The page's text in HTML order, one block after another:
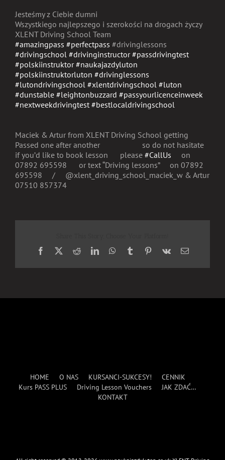
Jesteśmy z Ciebie dumni
Wszystkiego najlepszego i szerokości na drogach życzy
XLENT Driving School Team
#amazingpass #perfectpass #drivinglessons
#drivingschool #drivinginstructor #passdrivingtest
#polskiinstruktor #naukajazdyluton
#polskiinstruktorluton #drivinglessons
#lutondrivingschool #xlentdrivingschool #luton
#dunstable #leightonbuzzard #passyourlicenceinweek
#nextweekdrivingtest #bestlocaldrivingschool
Maciek & Artur from XLENT Driving School getting
Passed one after another
so do not hasitate
if you’d like to book lesson
please #CallUs
on
07892 695598
or text “Driving lessons”
on 07892
695598
/
@xlent_driving_school_maciek_w & Artur
07510 857374
Facebook
X RedditLinkedInWhatsApp
TumblrPinterest
Vk Email
HOME O NAS KURSANCI-SUKCESY!
CENNIK
Kurs PASS PLUS
Driving Lesson Vouchers
JAK ZDAĆ…
KONTAKT